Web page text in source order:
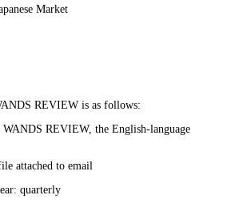
Market
REVIEW is as follows:
REVIEW, the English-language
attached to email
quarterly